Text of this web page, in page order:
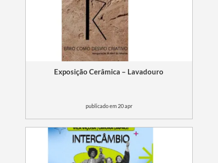
Exposição Cerâmica – Lavadouro
publicado em 20 apr